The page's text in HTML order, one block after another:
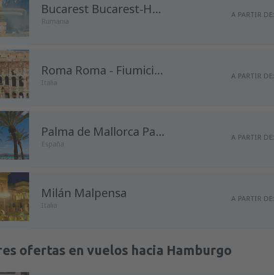
Bucarest Bucarest-Henri Coanda
Rumania
A PARTIR DE:
Roma Roma - Fiumicino
Italia
A PARTIR DE:
Palma de Mallorca Palma de Mallorca
España
A PARTIR DE:
Milán Malpensa
Italia
A PARTIR DE:
ofertas en vuelos hacia Hamburgo